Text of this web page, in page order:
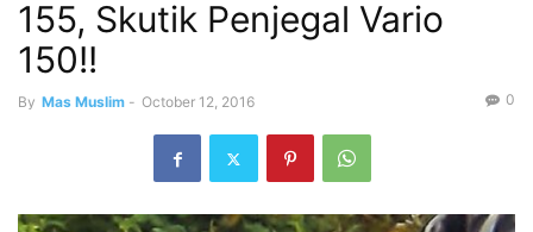
155, Skutik Penjegal Vario
150!!
By Mas Muslim - October 12, 2016 0